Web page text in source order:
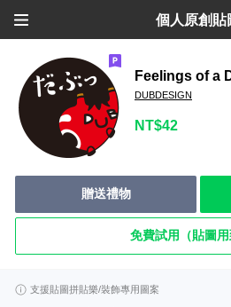
個人原創貼
Feelings of a
DUBDESIGN
NT$42
贈送禮物
免費試用（貼圖用
支援貼圖拼貼樂/裝飾專用圖案